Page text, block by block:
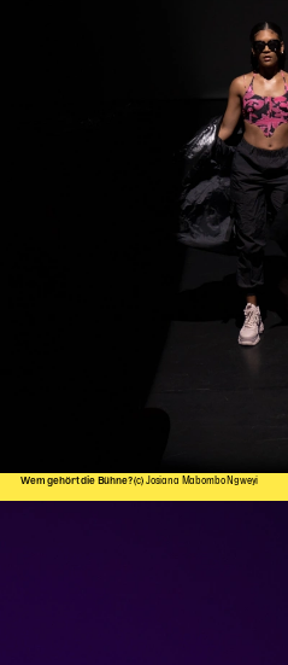
Wem gehört die Bühne?(c) Josiana Mabombo Ngweyi